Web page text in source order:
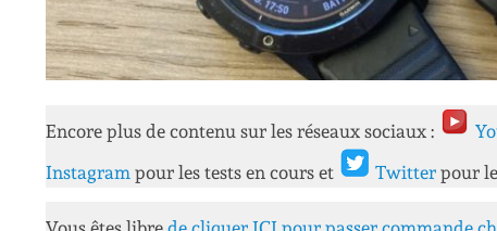
Encore plus de contenu sur les réseaux sociaux :
Instagram pour les tests en cours et Twitter pour